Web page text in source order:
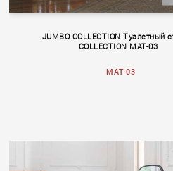
JUMBO COLLECTION Туалетный
COLLECTION MAT-03
MAT-03